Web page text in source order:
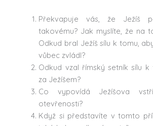
Překvapuje vás, že Ježíš
takovému? Jak myslíte, že na
Odkud bral Ježíš sílu k tomu,
vůbec zvládl?
Odkud vzal římský setník sílu
za Ježíšem?
Co vypovídá Ježíšova
otevřenosti?
Když si představíte v tomto